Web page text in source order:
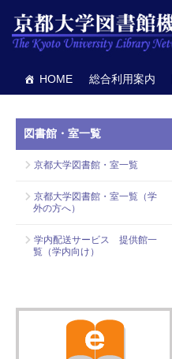
HOME 総合利用案内
図書館・室一覧
京都大学図書館・室一覧
京都大学図書館・室一覧（学
外の方へ）
学内配送サービス 提供館一
覧（学内向け）